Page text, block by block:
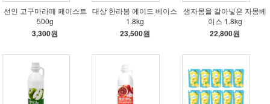
선인 고구마라떼 페이스트
500g
3,300원
대상 한라봉 에이드 베이스
1.8kg
23,500원
생자몽을 갈아넣은 자몽베
이스 1.8kg
22,800원